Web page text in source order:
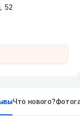
52
Что нового?